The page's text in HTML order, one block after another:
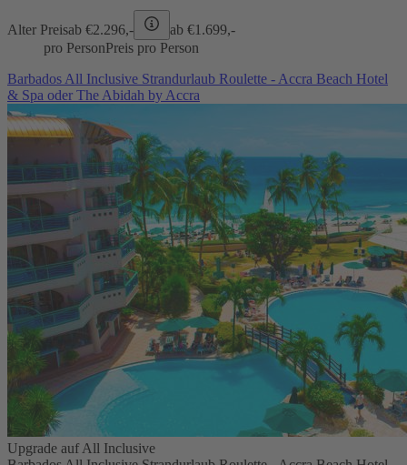
Alter Preisab €2.296,- ab €1.699,-
pro PersonPreis pro Person
Barbados All Inclusive Strandurlaub Roulette - Accra Beach Hotel
& Spa oder The Abidah by Accra
Upgrade auf All Inclusive